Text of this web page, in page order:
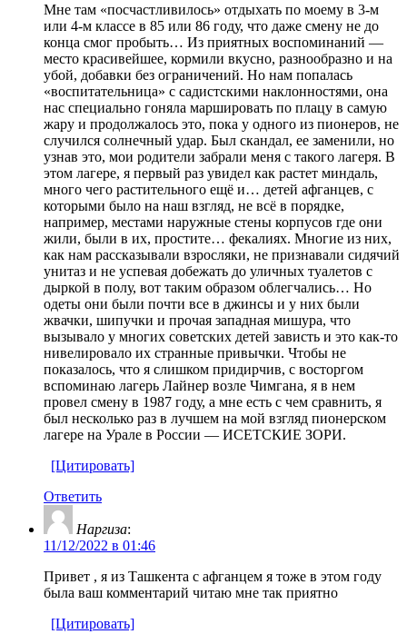
Мне там «посчастливилось» отдыхать по моему в 3-м
или 4-м классе в 85 или 86 году, что даже смену не до
конца смог пробыть… Из приятных воспоминаний —
место красивейшее, кормили вкусно, разнообразно и на
убой, добавки без ограничений. Но нам попалась
«воспитательница» с садистскими наклонностями, она
нас специально гоняла маршировать по плацу в самую
жару и продолжалось это, пока у одного из пионеров, не
случился солнечный удар. Был скандал, ее заменили, но
узнав это, мои родители забрали меня с такого лагеря. В
этом лагере, я первый раз увидел как растет миндаль,
много чего растительного ещё и… детей афганцев, с
которыми было на наш взгляд, не всё в порядке,
например, местами наружные стены корпусов где они
жили, были в их, простите… фекалиях. Многие из них,
как нам рассказывали взросляки, не признавали сидячий
унитаз и не успевая добежать до уличных туалетов с
дыркой в полу, вот таким образом облегчались… Но
одеты они были почти все в джинсы и у них были
жвачки, шипучки и прочая западная мишура, что
вызывало у многих советских детей зависть и это как-то
нивелировало их странные привычки. Чтобы не
показалось, что я слишком придирчив, с восторгом
вспоминаю лагерь Лайнер возле Чимгана, я в нем
провел смену в 1987 году, а мне есть с чем сравнить, я
был несколько раз в лучшем на мой взгляд пионерском
лагере на Урале в России — ИСЕТСКИЕ ЗОРИ.
[Цитировать]
Ответить
Наргиза:
11/12/2022 в 01:46
Привет , я из Ташкента с афганцем я тоже в этом году
была ваш комментарий читаю мне так приятно
[Цитировать]